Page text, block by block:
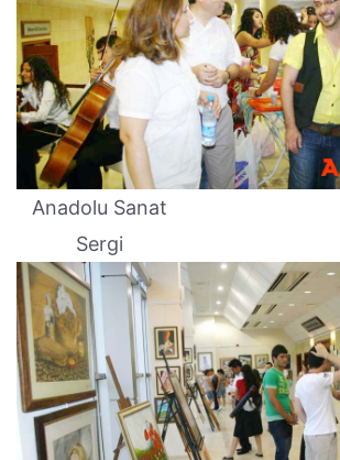
Anadolu Sanat
Sergi